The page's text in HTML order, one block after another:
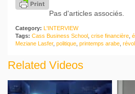
Pas d'articles associés.
Category: L'INTERVIEW
Tags: Cass Business School crise financière
Meziane Lasfer, politique printemps arabe
Related Videos